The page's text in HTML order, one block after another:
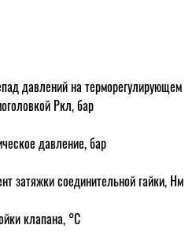
давлений на терморегулирующем
Ркл, бар
давление, бар
затяжки соединительной гайки, Нм
клапана, °С